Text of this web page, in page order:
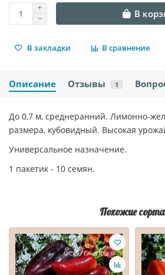
В
В закладки В сравнение
Описание Отзывы 1
До 0,7 м, среднеранний. Лимонно-
размера, кубовидный. Высокая
Универсальное назначение.
1 пакетик - 10 семян.
Похожие сорта